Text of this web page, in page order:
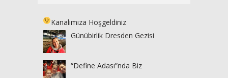
Kanalımıza Hoşgeldiniz
Günübirlik Dresden Gezisi
“Define Adası”nda Biz